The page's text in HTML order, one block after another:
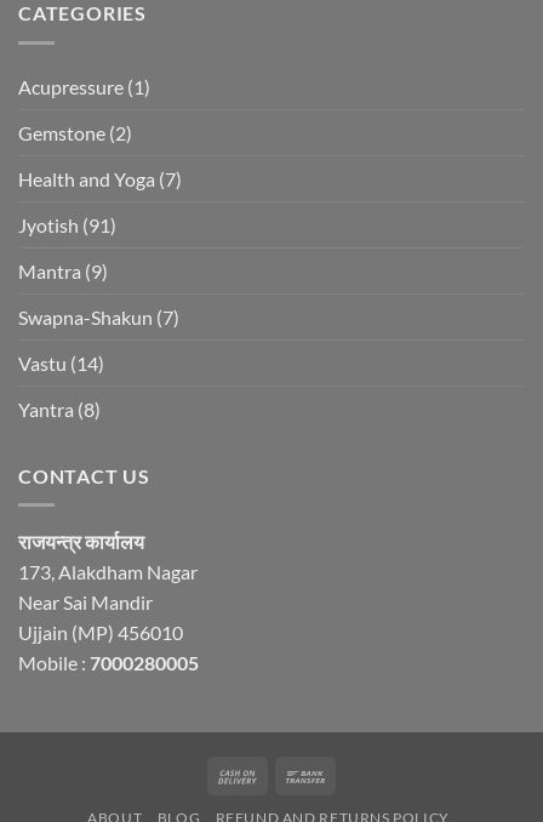
CATEGORIES
Acupressure (1)
Gemstone (2)
Health and Yoga (7)
Jyotish (91)
Mantra (9)
Swapna-Shakun (7)
Vastu (14)
Yantra (8)
CONTACT US
राजयन्त्र कार्यालय
173, Alakdham Nagar
Near Sai Mandir
Ujjain (MP) 456010
Mobile : 7000280005
Cash
ABOUT BLOG REFUND AND RETURNS POLICY